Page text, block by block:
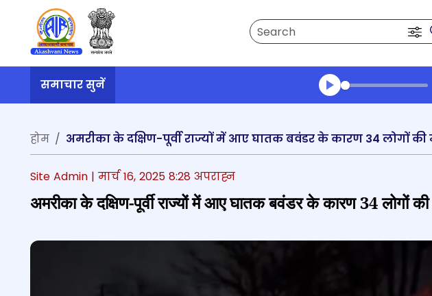
Search
समाचार सुनें
Transcript
होम
अमरीका के दक्षिण-पूर्वी राज्यों में आए घातक बवंडर के कारण 34 लोगों की
Site Admin | मार्च 16, 2025 8:28 अपराह्न
अमरीका के दक्षिण-पूर्वी राज्यों में आए घातक बवंडर के कारण 34 लोगों की